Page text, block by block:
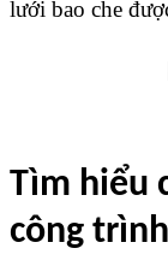
lưới bao che
Tìm hiểu
công trình